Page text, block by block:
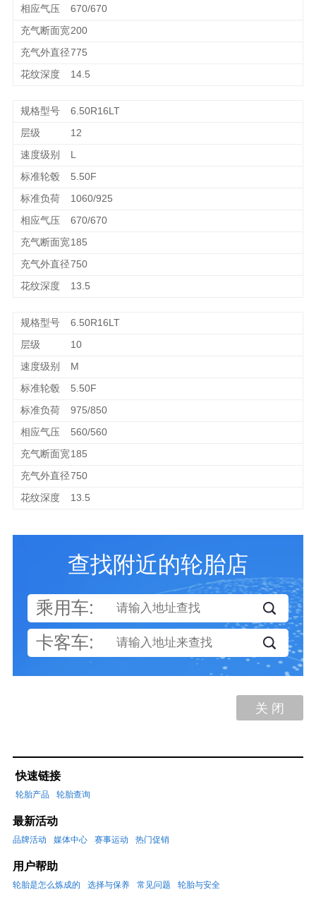
670/670
200
775
14.5
6.50R16LT
12
L
5.50F
1060/925
670/670
185
750
13.5
6.50R16LT
10
M
5.50F
975/850
560/560
185
750
13.5
查找附近的轮胎店
乘用车:
卡客车:
关 闭
快速链接
轮胎产品 轮胎查询
最新活动
品牌活动 媒体中心 赛事运动 热门促销
用户帮助
轮胎是怎么炼成的 选择与保养 常见问题 轮胎与安全